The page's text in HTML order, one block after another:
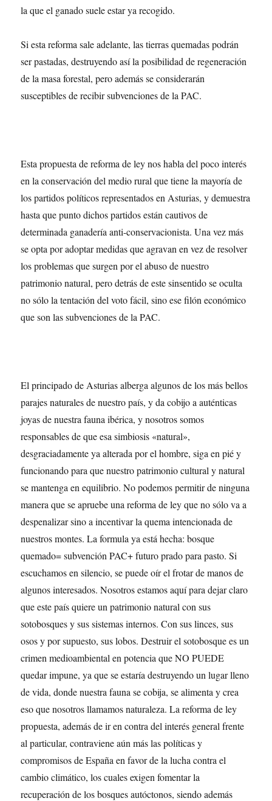
la que el ganado suele estar ya recogido.
Si esta reforma sale adelante, las tierras quemadas podrán
ser pastadas, destruyendo así la posibilidad de regeneración
de la masa forestal, pero además se considerarán
susceptibles de recibir subvenciones de la PAC.
Esta propuesta de reforma de ley nos habla del poco interés
en la conservación del medio rural que tiene la mayoría de
los partidos políticos representados en Asturias, y demuestra
hasta que punto dichos partidos están cautivos de
determinada ganadería anti-conservacionista. Una vez más
se opta por adoptar medidas que agravan en vez de resolver
los problemas que surgen por el abuso de nuestro
patrimonio natural, pero detrás de este sinsentido se oculta
no sólo la tentación del voto fácil, sino ese filón económico
que son las subvenciones de la PAC.
El principado de Asturias alberga algunos de los más bellos
parajes naturales de nuestro país, y da cobijo a auténticas
joyas de nuestra fauna ibérica, y nosotros somos
responsables de que esa simbiosis «natural»,
desgraciadamente ya alterada por el hombre, siga en pié y
funcionando para que nuestro patrimonio cultural y natural
se mantenga en equilibrio. No podemos permitir de ninguna
manera que se apruebe una reforma de ley que no sólo va a
despenalizar sino a incentivar la quema intencionada de
nuestros montes. La formula ya está hecha: bosque
quemado= subvención PAC+ futuro prado para pasto. Si
escuchamos en silencio, se puede oír el frotar de manos de
algunos interesados. Nosotros estamos aquí para dejar claro
que este país quiere un patrimonio natural con sus
sotobosques y sus sistemas internos. Con sus linces, sus
osos y por supuesto, sus lobos. Destruir el sotobosque es un
crimen medioambiental en potencia que NO PUEDE
quedar impune, ya que se estaría destruyendo un lugar lleno
de vida, donde nuestra fauna se cobija, se alimenta y crea
eso que nosotros llamamos naturaleza. La reforma de ley
propuesta, además de ir en contra del interés general frente
al particular, contraviene aún más las políticas y
compromisos de España en favor de la lucha contra el
cambio climático, los cuales exigen fomentar la
recuperación de los bosques autóctonos, siendo además